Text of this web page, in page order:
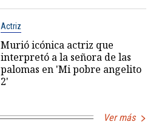
Actriz
Murió icónica actriz que
interpretó a la señora de las
palomas en 'Mi pobre angelito
2'
Ver más